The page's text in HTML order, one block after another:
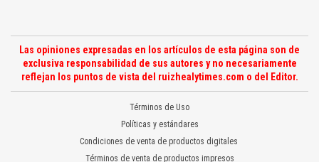
Las opiniones expresadas en los artículos de esta página son de
exclusiva responsabilidad de sus autores y no necesariamente
reflejan los puntos de vista del ruizhealytimes.com o del Editor.
Términos de Uso
Políticas y estándares
Condiciones de venta de productos digitales
Términos de venta de productos impresos